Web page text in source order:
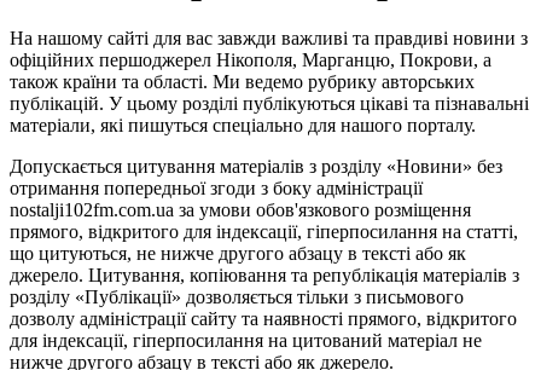
На нашому сайті для вас завжди важливі та правдиві новини з
офіційних першоджерел Нікополя, Марганцю, Покрови, а
також країни та області. Ми ведемо рубрику авторських
публікацій. У цьому розділі публікуються цікаві та пізнавальні
матеріали, які пишуться спеціально для нашого порталу.
Допускається цитування матеріалів з розділу «Новини» без
отримання попередньої згоди з боку адміністрації
nostalji102fm.com.ua за умови обов'язкового розміщення
прямого, відкритого для індексації, гіперпосилання на статті,
що цитуються, не нижче другого абзацу в тексті або як
джерело. Цитування, копіювання та републікація матеріалів з
розділу «Публікації» дозволяється тільки з письмового
дозволу адміністрації сайту та наявності прямого, відкритого
для індексації, гіперпосилання на цитований матеріал не
нижче другого абзацу в тексті або як джерело.